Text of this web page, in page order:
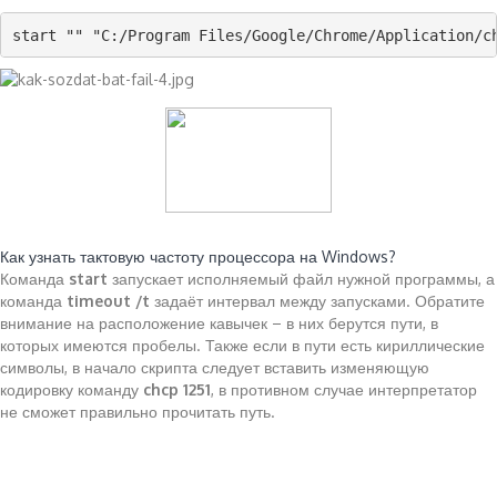
start "" "C:/Program Files/Google/Chrome/
Как узнать тактовую частоту процессора на Windows?
Команда start запускает исполняемый файл нужной программы, а
команда timeout /t задаёт интервал между запусками. Обратите
внимание на расположение кавычек – в них берутся пути, в
которых имеются пробелы. Также если в пути есть кириллические
символы, в начало скрипта следует вставить изменяющую
кодировку команду chcp 1251, в противном случае интерпретатор
не сможет правильно прочитать путь.